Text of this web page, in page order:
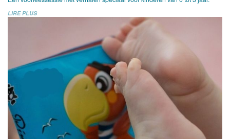
LIRE PLUS